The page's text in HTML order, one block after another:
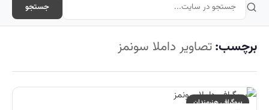
جستجو
برچسب:تصاویر داملا سونمز
بیوگرافی هنرمندان